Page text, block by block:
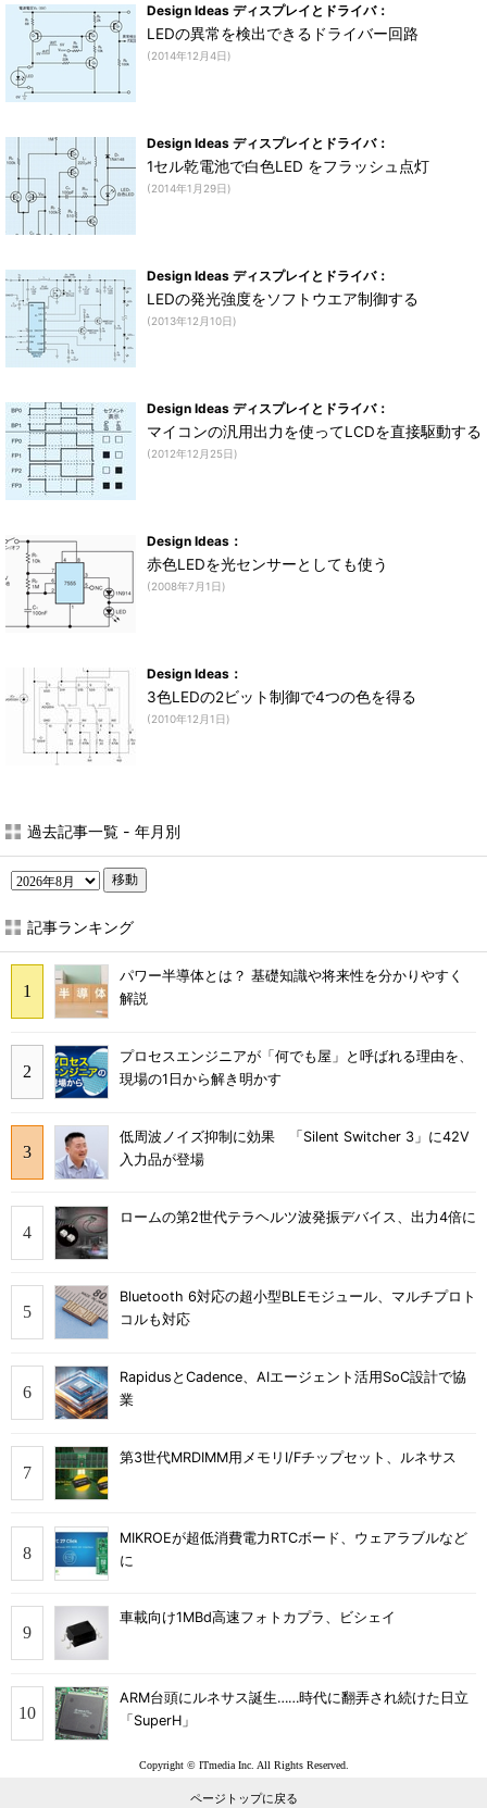
Design Ideas ディスプレイとドライバ：
LEDの異常を検出できるドライバー回路
(2014年12月4日)
Design Ideas ディスプレイとドライバ：
1セル乾電池で白色LED をフラッシュ点灯
(2014年1月29日)
Design Ideas ディスプレイとドライバ：
LEDの発光強度をソフトウエア制御する
(2013年12月10日)
Design Ideas ディスプレイとドライバ：
マイコンの汎用出力を使ってLCDを直接駆動する
(2012年12月25日)
Design Ideas：
赤色LEDを光センサーとしても使う
(2008年7月1日)
Design Ideas：
3色LEDの2ビット制御で4つの色を得る
(2010年12月1日)
過去記事一覧 - 年月別
移動
記事ランキング
パワー半導体とは？ 基礎知識や将来性を分かりやすく
解説
プロセスエンジニアが「何でも屋」と呼ばれる理由を、
現場の1日から解き明かす
低周波ノイズ抑制に効果 「Silent Switcher 3」に42V
入力品が登場
ロームの第2世代テラヘルツ波発振デバイス、出力4倍に
Bluetooth 6対応の超小型BLEモジュール、マルチプロト
コルも対応
RapidusとCadence、AIエージェント活用SoC設計で協
業
第3世代MRDIMM用メモリI/Fチップセット、ルネサス
MIKROEが超低消費電力RTCボード、ウェアラブルなど
に
車載向け1MBd高速フォトカプラ、ビシェイ
ARM台頭にルネサス誕生……時代に翻弄され続けた日立
「SuperH」
Copyright © ITmedia Inc. All Rights Reserved.
ページトップに戻る